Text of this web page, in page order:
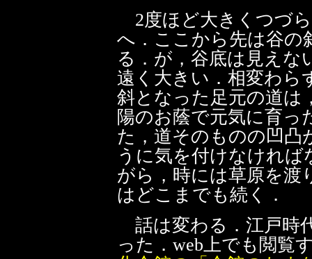
2度ほど大きくつづ
へ．ここから先は谷の
る．が，谷底は見えな
遠く大きい．相変わら
斜となった足元の道は
陽のお蔭で元気に育っ
た，道そのものの凹凸
うに気を付けなけれ
がら，時には草原を渡
はどこまでも続く．
話は変わる．江戸時
った．web上でも閲覧